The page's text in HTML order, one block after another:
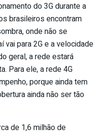
do 3G durante a
brasileiros encontram
onde não se
vai para 2G e a velocidade
geral, a rede estará
Para ele, a rede 4G
porque ainda tem
ainda não ser tão
de 1,6 milhão de